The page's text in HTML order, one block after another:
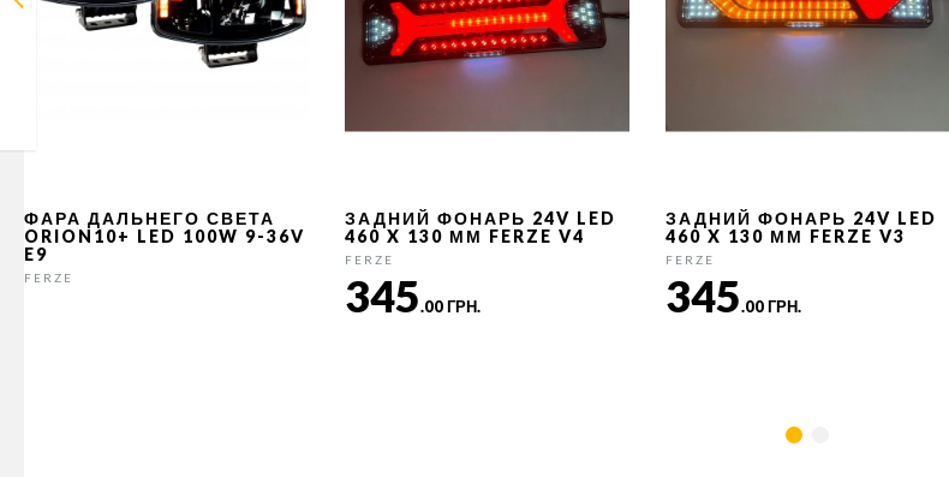
ФАРА ДАЛЬНЕГО СВЕТА
ORION10+ LED 100W 9-36V
E9
FERZE
ЗАДНИЙ ФОНАРЬ 24V LED
460 X 130 ММ FERZE V4
FERZE
345.00 ГРН.
ЗАДНИЙ ФОНАРЬ 24V LED
460 X 130 ММ FERZE V3
FERZE
345.00 ГРН.